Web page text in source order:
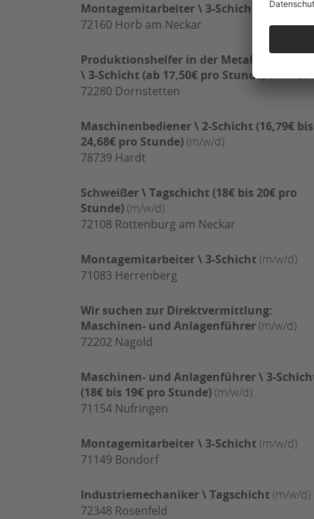
Montagemitarbeiter \ 3-Schicht
(m/w/d)
72160 Horb am Neckar
Produktionshelfer in der
\ 3-Schicht (ab 17,50€ pro Stunde)(m/w/d)
72280 Dornstetten
Maschinenbediener \ 2-Schicht (16,79€ bis
24,68€ pro Stunde)(m/w/d)
78739 Hardt
Schweißer \ Tagschicht (18€ bis 20€ pro
Stunde)(m/w/d)
72108 Rottenburg am Neckar
Montagemitarbeiter \ 3-Schicht (m/w/d)
71083 Herrenberg
Wir suchen zur Direktvermittlung:
Maschinen- und Anlagenführer(m/w/d)
72202 Nagold
Maschinen- und Anlagenführer \ 3-
(18€ bis 19€ pro Stunde)(m/w/d)
71154Nufringen
Montagemitarbeiter \ 3-Schicht (m/w/d)
71149 Bondorf
Industriemechaniker \ Tagschicht (m/w/d)
72348 Rosenfeld